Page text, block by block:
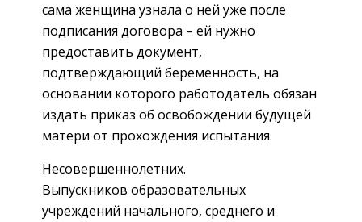
сама женщина узнала о ней уже после
подписания договора – ей нужно
предоставить документ,
подтверждающий беременность, на
основании которого работодатель обязан
издать приказ об освобождении будущей
матери от прохождения испытания.
Несовершеннолетних.
Выпускников образовательных
учреждений начального, среднего и